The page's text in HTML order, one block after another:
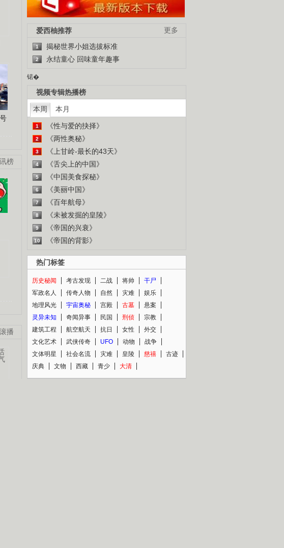
榜
播
更多
爱西柚推荐
1 揭秘世界小姐选拔标准
2 永结童心 回味童年趣事
锘�
视频专辑热播榜
本周 本月
1 《性与爱的抉择》
2 《两性奥秘》
3 《上甘岭-最长的43天》
4 《舌尖上的中国》
5 《中国美食探秘》
6 《美丽中国》
7 《百年航母》
8 《未被发掘的皇陵》
9 《帝国的兴衰》
10 《帝国的背影》
热门标签
历史秘闻 考古发现 二战 将帅
干尸
军政名人
传奇人物 自然 灾难
娱乐
地理风光
宇宙奥秘 宫殿 古墓
悬案
灵异未知
奇闻异事 民国 刑侦
宗教
建筑工程
航空航天 抗日 女性
外交
文化艺术
武侠传奇 UFO 动物
战争
文体明星
社会名流 灾难 皇陵 慈禧
古迹
庆典
文物 西藏 青少 大清